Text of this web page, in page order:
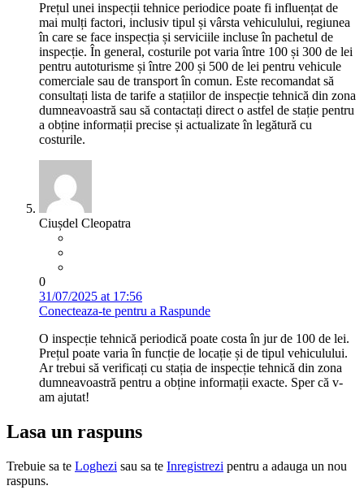
Prețul unei inspecții tehnice periodice poate fi influențat de
mai mulți factori, inclusiv tipul și vârsta vehiculului, regiunea
în care se face inspecția și serviciile incluse în pachetul de
inspecție. În general, costurile pot varia între 100 și 300 de lei
pentru autoturisme și între 200 și 500 de lei pentru vehicule
comerciale sau de transport în comun. Este recomandat să
consultați lista de tarife a stațiilor de inspecție tehnică din zona
dumneavoastră sau să contactați direct o astfel de stație pentru
a obține informații precise și actualizate în legătură cu
costurile.
Ciușdel Cleopatra
0
31/07/2025 at 17:56
Conecteaza-te pentru a Raspunde
O inspecție tehnică periodică poate costa în jur de 100 de lei.
Prețul poate varia în funcție de locație și de tipul vehiculului.
Ar trebui să verificați cu stația de inspecție tehnică din zona
dumneavoastră pentru a obține informații exacte. Sper că v-
am ajutat!
Lasa un raspuns
Trebuie sa te Loghezi sau sa te Inregistrezi pentru a adauga un nou
raspuns.